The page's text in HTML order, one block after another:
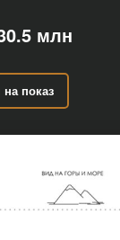
млн
на показ